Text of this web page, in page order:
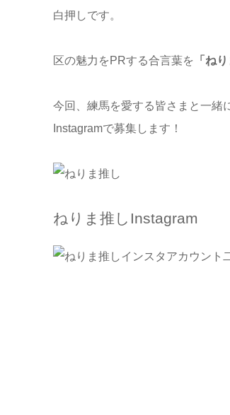
白押しです。
区の魅力をPRする合言葉を 「ね
今回、練馬を愛する皆さまと一緒
Instagramで募集します！
ねりま推しInstagram